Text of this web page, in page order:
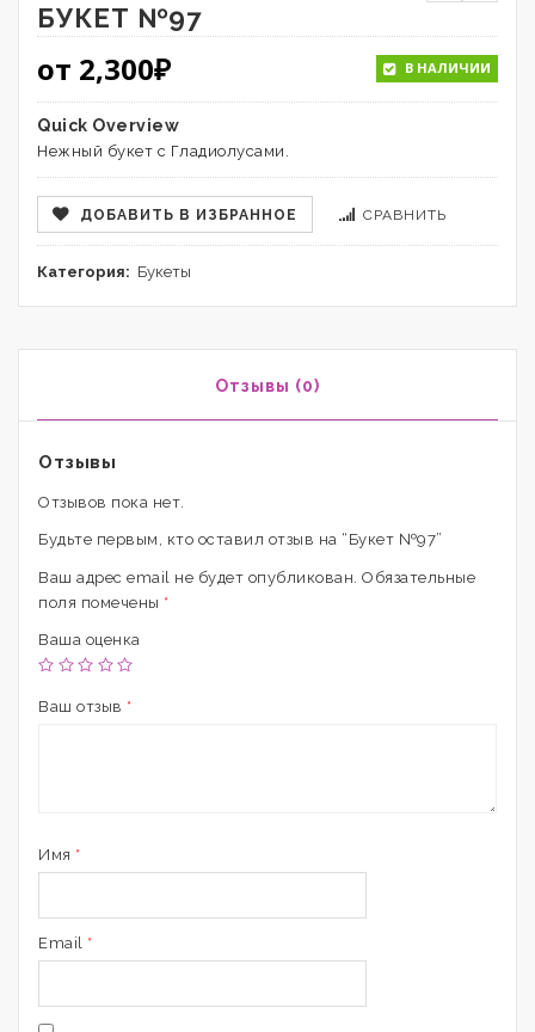
БУКЕТ №97
от 2,300₽ В НАЛИЧИИ
Quick Overview
Нежный букет с Гладиолусами.
ДОБАВИТЬ В ИЗБРАННОЕ СРАВНИТЬ
Категория: Букеты
Отзывы (0)
Отзывы
Отзывов пока нет.
Будьте первым, кто оставил отзыв на “Букет №97”
Ваш адрес email не будет опубликован. Обязательные
поля помечены *
Ваша оценка
Ваш отзыв *
Имя *
Email *